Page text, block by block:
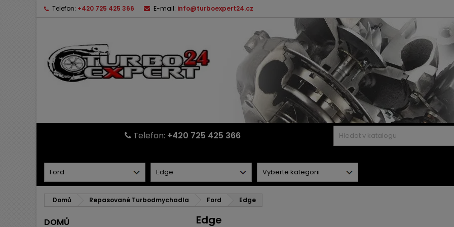
Telefon: +420 725 425 366 E-mail: info@turboexpert24.cz
Telefon: +420 725 425 366
Domů Repasované Turbodmychadla Ford Edge
DOMŮ Edge